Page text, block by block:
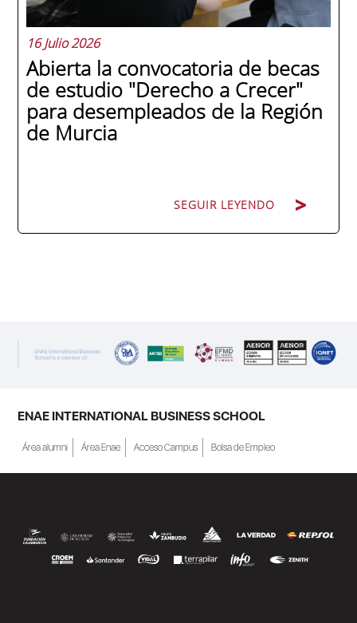
16 Julio 2026
Abierta la convocatoria de becas
de estudio "Derecho a Crecer"
para desempleados de la Región
de Murcia
SEGUIR LEYENDO
a Crecer". El programa está dirigido a
personas inscritas como demandantes de
becas de estudio parciales (50%), además
de al menos una beca...
ENAE INTERNATIONAL BUSINESS SCHOOL
Área alumni Área Enae Acceso Campus Bolsa de Empleo